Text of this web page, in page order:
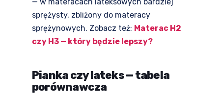
— w materacach lateksowych bardziej
sprężysty, zbliżony do materacy
sprężynowych. Zobacz też: Materac H2
czy H3 — który będzie lepszy?
Pianka czy lateks — tabela
porównawcza